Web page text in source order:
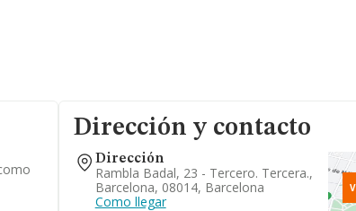
Dirección y contacto
Dirección
Rambla Badal, 23 - Tercero. Tercera.,
Barcelona, 08014, Barcelona
Como llegar